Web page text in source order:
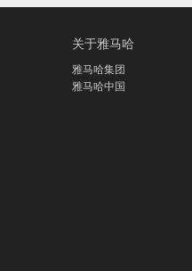
关于雅马哈
雅马哈集团
雅马哈中国